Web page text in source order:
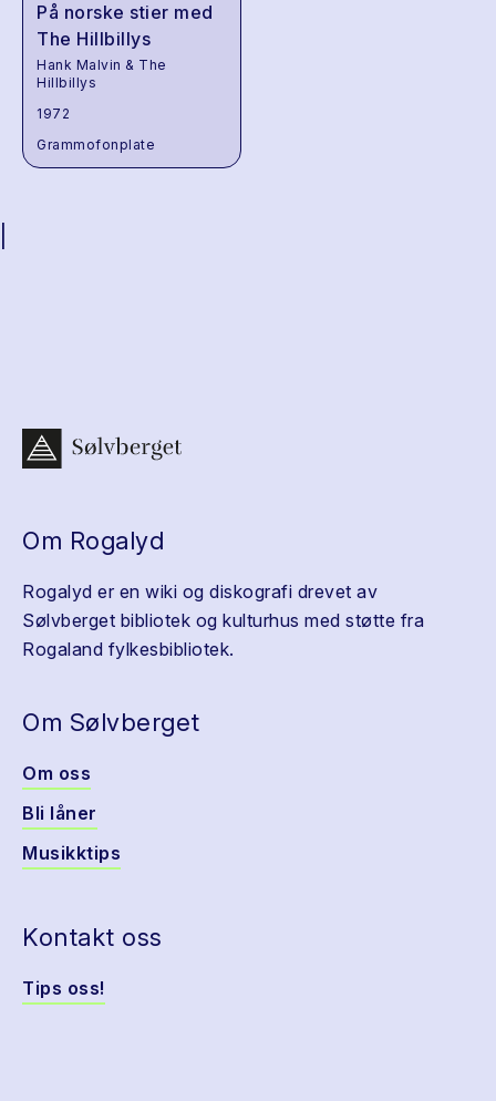
På norske stier med
The Hillbillys
Hank Malvin & The
Hillbillys
1972
Grammofonplate
Om Rogalyd
Rogalyd er en wiki og diskografi drevet av
Sølvberget bibliotek og kulturhus med støtte fra
Rogaland fylkesbibliotek.
Om Sølvberget
Om oss
Bli låner
Musikktips
Kontakt oss
Tips oss!